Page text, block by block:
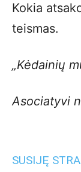
Kokia
teismas.
„Kėdainių
Asociatyvi
SUSIJĘ